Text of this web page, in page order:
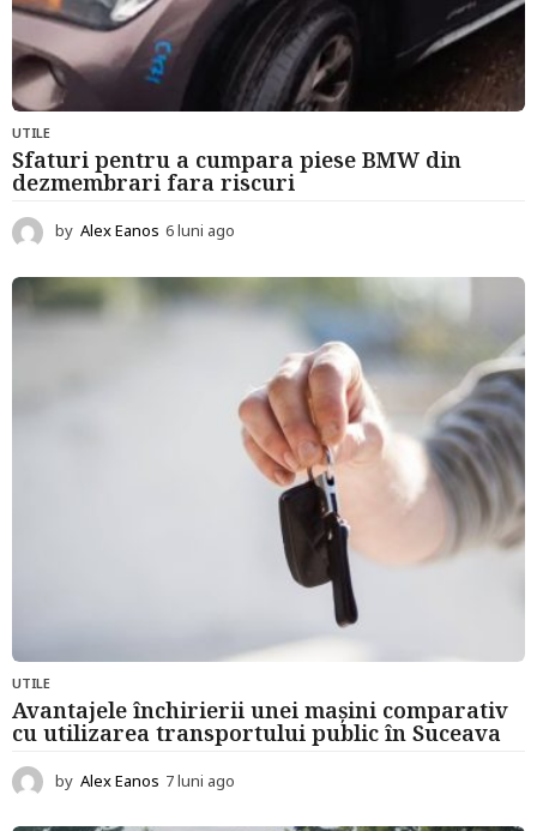
UTILE
Sfaturi pentru a cumpara piese BMW din
dezmembrari fara riscuri
by Alex Eanos 6 luni ago
u
UTILE
Avantajele închirierii unei mașini comparativ
cu utilizarea transportului public în Suceava
by Alex Eanos 7 luni ago
u